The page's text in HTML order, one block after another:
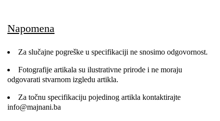
Napomena
Za slučajne pogreške u specifikaciji ne snosimo odgovornost.
Fotografije artikala su ilustrativne prirode i ne moraju
odgovarati stvarnom izgledu artikla.
Za točnu specifikaciju pojedinog artikla kontaktirajte
info@majnani.ba